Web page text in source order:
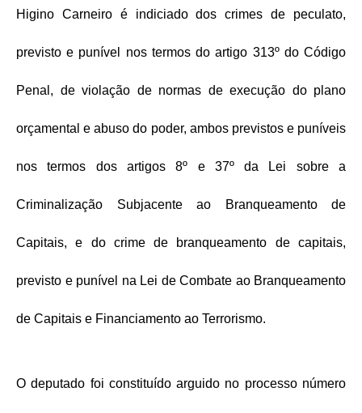
Higino Carneiro é indiciado dos crimes de peculato,
previsto e punível nos termos do artigo 313º do Código
Penal, de violação de normas de execução do plano
orçamental e abuso do poder, ambos previstos e puníveis
nos termos dos artigos 8º e 37º da Lei sobre a
Criminalização Subjacente ao Branqueamento de
Capitais, e do crime de branqueamento de capitais,
previsto e punível na Lei de Combate ao Branqueamento
de Capitais e Financiamento ao Terrorismo.
O deputado foi constituído arguido no processo número